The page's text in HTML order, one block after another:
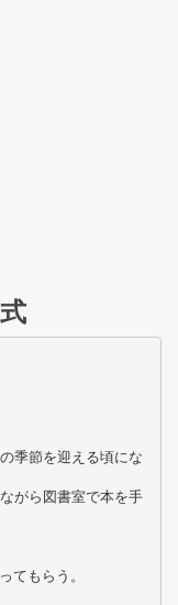
季節を迎える頃にな
がら図書室で本を手
てもらう。